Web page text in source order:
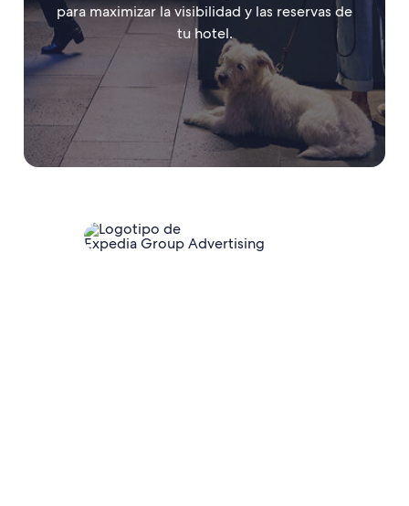
para maximizar la visibilidad y las reservas de
tu hotel.